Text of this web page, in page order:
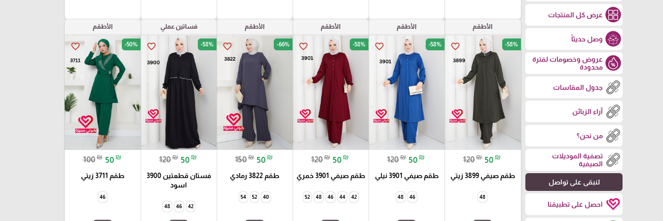
عرض كل المنتجات
وصل حديثاً
عروض وخصومات لفترة
محدودة
جدول المقاسات
آراء الزبائن
من نحن؟
تصفية الموديلات
الصيفية
لنبقى على تواصل
احصل على تطبيقنا
الأطقم
favorite_border -58%
120₪ 50 ₪
طقم صيفي 3899 زيتي
48
الأطقم
favorite_border -58%
120₪ 50 ₪
طقم صيفي 3901 نيلي
46
48
الأطقم
favorite_border -58%
120₪ 50 ₪
طقم صيفي 3901 خمري
42
44
46
48
52
الأطقم
favorite_border -66%
150₪ 50 ₪
طقم 3822 رمادي
40
52
54
فساتين عملي
favorite_border -58%
120₪ 50 ₪
فستان قطعتين 3900
اسود
42
46
48
الأطقم
favorite_border -50%
100₪ 50 ₪
طقم 3711 زيتي
46